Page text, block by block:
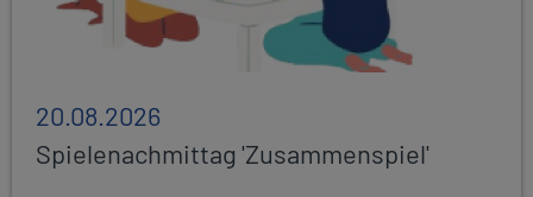
20.08.2026
Spielenachmittag 'Zusammenspiel'